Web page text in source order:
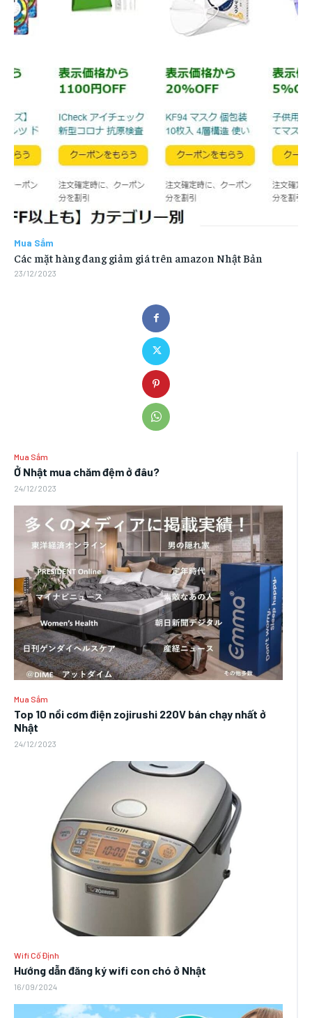
Mua Sắm
Ở Nhật mua chăm đệm ở đâu?
24/12/2023
Mua Sắm
Top 10 nồi cơm điện zojirushi 220V bán chạy nhất ở
Nhật
24/12/2023
Wifi Cố Định
Hướng dẫn đăng ký wifi con chó ở Nhật
16/09/2024
Mua Sắm
Các mặt hàng đang giảm giá trên amazon Nhật Bản
23/12/2023